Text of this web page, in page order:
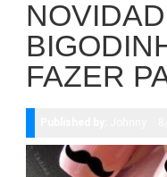
FAZER